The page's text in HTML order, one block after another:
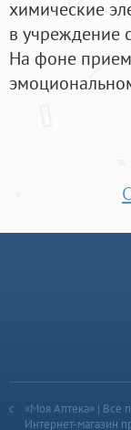
химические
в учреждение
На фоне
«Моя Аптека» | Все
Интернет-магазин